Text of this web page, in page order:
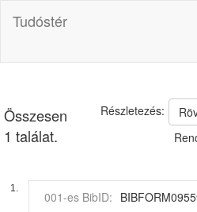
Tudóstér
Összesen
1 találat.
Részletezés:
1.
001-es BibID: